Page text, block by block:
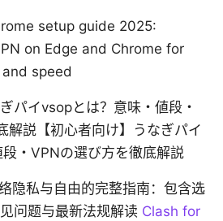
setup guide 2025:
on Edge and Chrome for
speed
パイvsopとは？意味・値段・
解説【初心者向け】うなぎパイ
・VPNの選び方を徹底解説
隐私与自由的完整指南：包含选
问题与最新法规解读 Clash for